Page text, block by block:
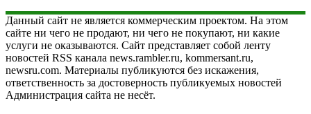
Данный сайт не является коммерческим проектом. На этом
сайте ни чего не продают, ни чего не покупают, ни какие
услуги не оказываются. Сайт представляет собой ленту
новостей RSS канала news.rambler.ru, kommersant.ru,
newsru.com. Материалы публикуются без искажения,
ответственность за достоверность публикуемых новостей
Администрация сайта не несёт.